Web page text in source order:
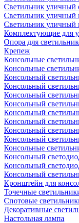
Светильник уличный
Светильник уличный
Cветильник уличный
Комплектующие для
Опора для
Крепеж
Консольные
Консольные
Консольный
Консольный
Консольный
Консольный
Консольный
Консольный
Консольный
Консольный
Консольные
Консольный
Консольный
Консольный
Кронштейн для
Точечные
Спотовые
Декоративные
Настольная лампа